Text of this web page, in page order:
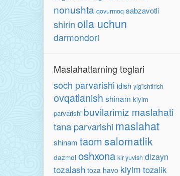
nonushta qovurmoq sabzavotli
shirinoila uchun
darmondori
Maslahatlarning teglari
soch parvarishi idish yig'ishtirish
ovqatlanish shinam kiyim
parvarishi buvilarimiz maslahati
tana parvarishi maslahat
shinam taomsalomatlik
dazmol oshxona kir yuvish dizayn
tozalash toza havo kiyim tozalik